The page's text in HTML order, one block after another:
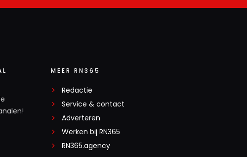
MEER RN365
Redactie
Service & contact
Adverteren
Werken bij RN365
RN365.agency